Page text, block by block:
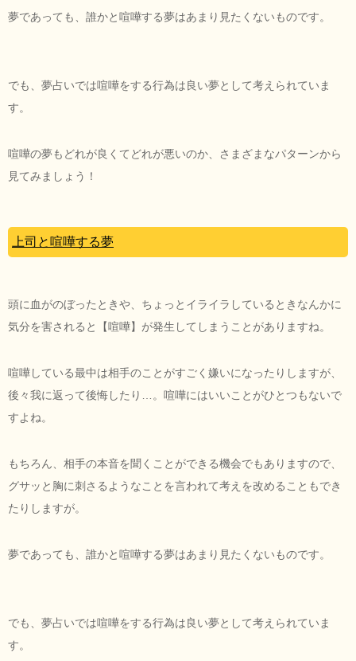
夢であっても、誰かと喧嘩する夢はあまり見たくないものです。
でも、夢占いでは喧嘩をする行為は良い夢として考えられていま
す。
喧嘩の夢もどれが良くてどれが悪いのか、さまざまなパターンから
見てみましょう！
上司と喧嘩する夢
頭に血がのぼったときや、ちょっとイライラしているときなんかに
気分を害されると【喧嘩】が発生してしまうことがありますね。
喧嘩している最中は相手のことがすごく嫌いになったりしますが、
後々我に返って後悔したり…。喧嘩にはいいことがひとつもないで
すよね。
もちろん、相手の本音を聞くことができる機会でもありますので、
グサッと胸に刺さるようなことを言われて考えを改めることもでき
たりしますが。
夢であっても、誰かと喧嘩する夢はあまり見たくないものです。
でも、夢占いでは喧嘩をする行為は良い夢として考えられていま
す。